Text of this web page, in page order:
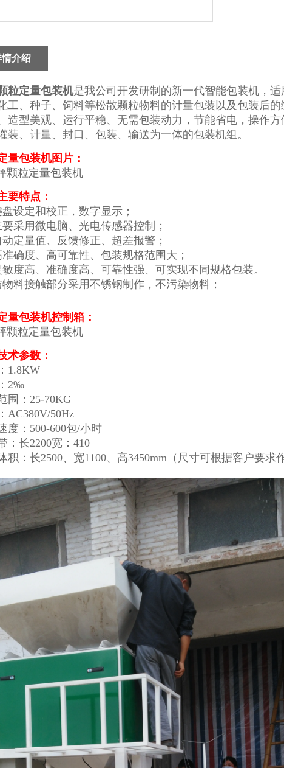
情介绍
粒定量包装机是我公司开发研制的新一代智能包装机，
工、种子、饲料等松散颗粒物料的计量包装以及包装后
造型美观、运行平稳、无需包装动力，节能省电，操作
装、计量、封口、包装、输送为一体的包装机组。
量包装机图片：
要特点：
盘设定和校正，数字显示；
采用微电脑、光电传感器控制；
动定量值、反馈修正、超差报警；
确度、高可靠性、包装规格范围大；
敏度高、准确度高、可靠性强、可实现不同规格包装。
物料接触部分采用不锈钢制作，不污染物料；
量包装机控制箱：
术参数：
1.8KW
2‰
围：25-70KG
AC380V/50Hz
度：500-600包/小时
：长2200宽：410
积：长2500、宽1100、高3450mm（尺寸可根据客户要求